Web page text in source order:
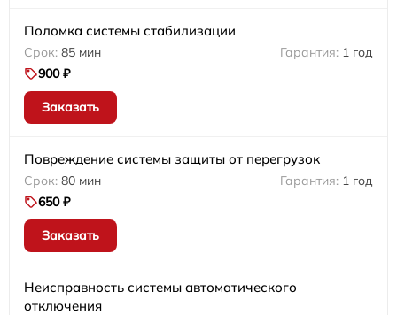
Поломка системы стабилизации
85 мин
1 год
900 ₽
Заказать
Повреждение системы защиты от перегрузок
80 мин
1 год
650 ₽
Заказать
Неисправность системы автоматического
отключения